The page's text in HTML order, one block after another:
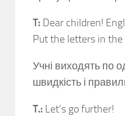
T: Dear children!
Put the letters in the
Учні виходять по
швидкість і
T.: Let’s go further!